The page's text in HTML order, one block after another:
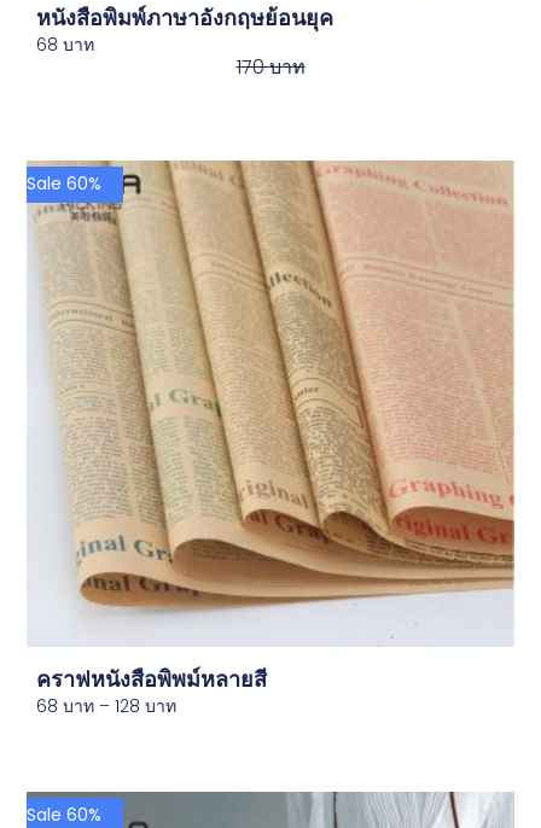
หนังสือพิมพ์ภาษาอังกฤษย้อนยุค
170บาท
68บาท
Sale 60%
คราฟหนังสือพิพม์หลายสี
68บาท – 128บาท
Sale 60%